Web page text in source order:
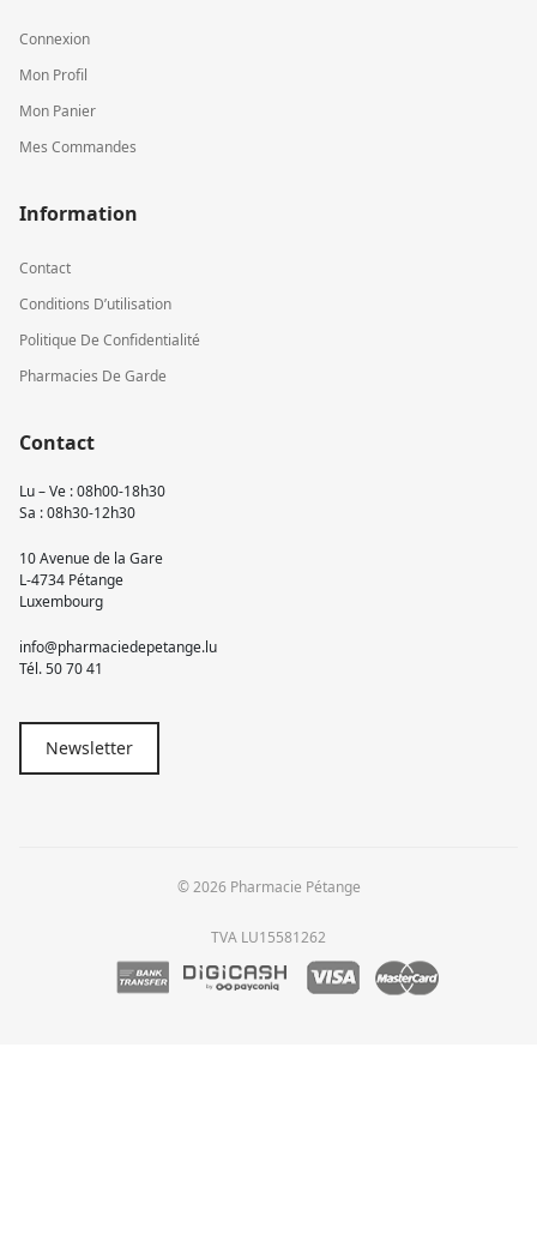
Connexion
Mon Profil
Mon Panier
Mes Commandes
Information
Contact
Conditions D’utilisation
Politique De Confidentialité
Pharmacies De Garde
Contact
Lu – Ve : 08h00-18h30
Sa : 08h30-12h30
10 Avenue de la Gare
L-4734 Pétange
Luxembourg
info@pharmaciedepetange.lu
Tél.50 70 41
Newsletter
© 2026 Pharmacie Pétange
TVA LU15581262